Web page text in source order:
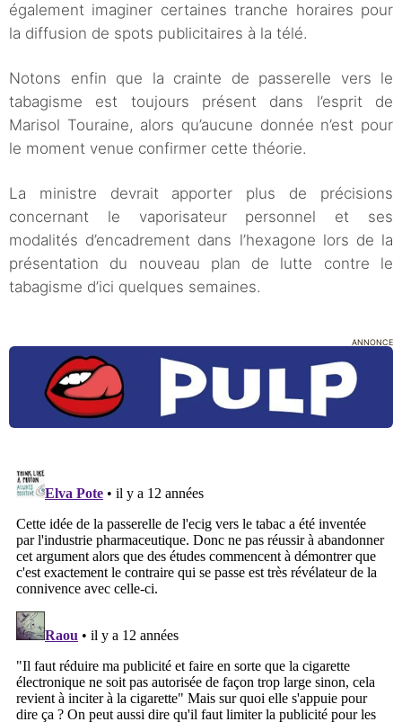
également imaginer certaines tranche horaires pour
la diffusion de spots publicitaires à la télé.
Notons enfin que la crainte de passerelle vers le
tabagisme est toujours présent dans l’esprit de
Marisol Touraine, alors qu’aucune donnée n’est pour
le moment venue confirmer cette théorie.
La ministre devrait apporter plus de précisions
concernant le vaporisateur personnel et ses
modalités d’encadrement dans l’hexagone lors de la
présentation du nouveau plan de lutte contre le
tabagisme d’ici quelques semaines.
ANNONCE